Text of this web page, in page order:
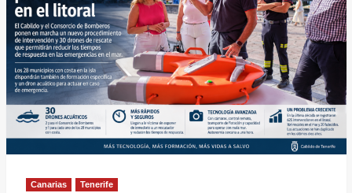
Canarias Tenerife